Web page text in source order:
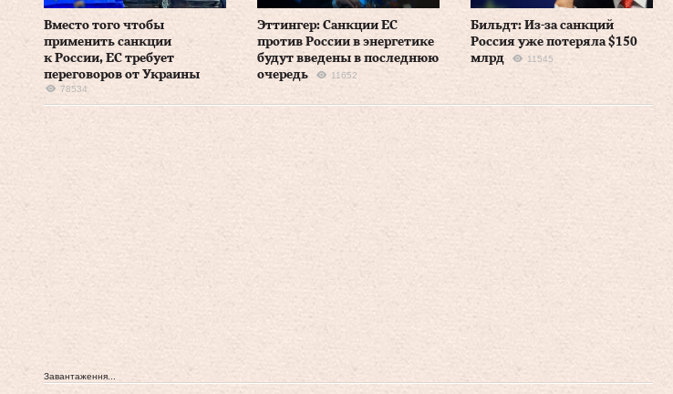
Вместо того чтобы
применить санкции
к России, ЕС требует
переговоров от Украины
78534
Эттингер: Санкции ЕС
против России в энергетике
будут введены в последнюю
очередь
11652
Бильдт: Из-за санкций
Россия уже потеряла $150
млрд
11545
Завантаження...